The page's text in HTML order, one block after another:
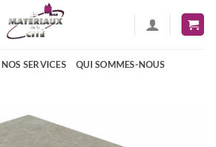
NOS SERVICES QUI SOMMES-NOUS